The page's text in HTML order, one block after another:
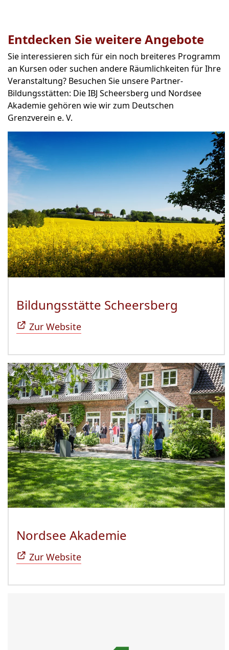
Entdecken Sie weitere Angebote
Sie interessieren sich für ein noch breiteres Programm
an Kursen oder suchen andere Räumlichkeiten für Ihre
Veranstaltung? Besuchen Sie unsere Partner-
Bildungsstätten: Die IBJ Scheersberg und Nordsee
Akademie gehören wie wir zum Deutschen
Grenzverein e. V.
Bildungsstätte Scheersberg
Zur Website
Nordsee Akademie
Zur Website